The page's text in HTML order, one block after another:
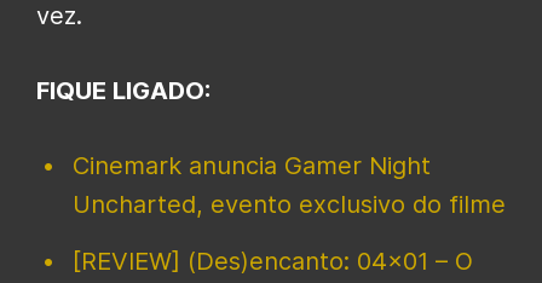
vez.
FIQUE LIGADO:
Cinemark anuncia Gamer Night
Uncharted, evento exclusivo do filme
[REVIEW] (Des)encanto: 04×01 – O